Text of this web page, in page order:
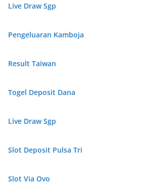
Live Draw Sgp
Pengeluaran Kamboja
Result Taiwan
Togel Deposit Dana
Live Draw Sgp
Slot Deposit Pulsa Tri
Slot Via Ovo